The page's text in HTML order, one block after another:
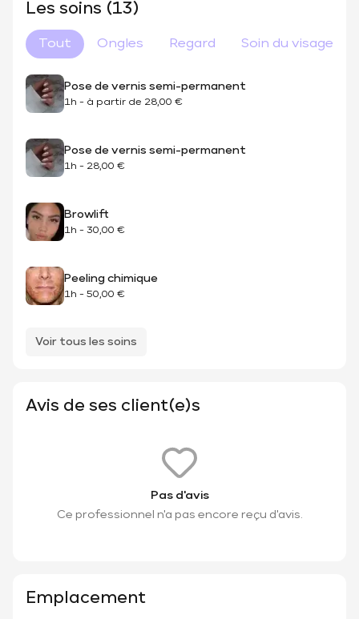
Les soins (13)
Tout Ongles Regard Soin du visage
Pose de vernis semi-permanent
1h - à partir de 28,00 €
Pose de vernis semi-permanent
1h - 28,00 €
Browlift
1h - 30,00 €
Peeling chimique
1h - 50,00 €
Voir tous les soins
Avis de ses client(e)s
Pas d'avis
Ce professionnel n'a pas encore reçu d'avis.
Emplacement